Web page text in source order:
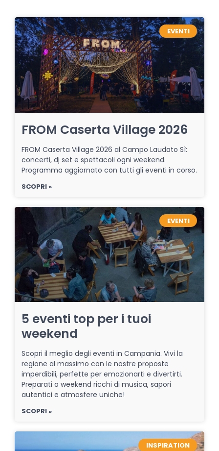
EVENTI
FROM Caserta Village 2026
FROM Caserta Village 2026 al Campo Laudato Sì:
concerti, dj set e spettacoli ogni weekend.
Programma aggiornato con tutti gli eventi in corso.
SCOPRI »
EVENTI
5 eventi top per i tuoi
weekend
Scopri il meglio degli eventi in Campania. Vivi la
regione al massimo con le nostre proposte
imperdibili, perfette per emozionarti e divertirti.
Preparati a weekend ricchi di musica, sapori
autentici e atmosfere uniche!
SCOPRI »
INSPIRATION